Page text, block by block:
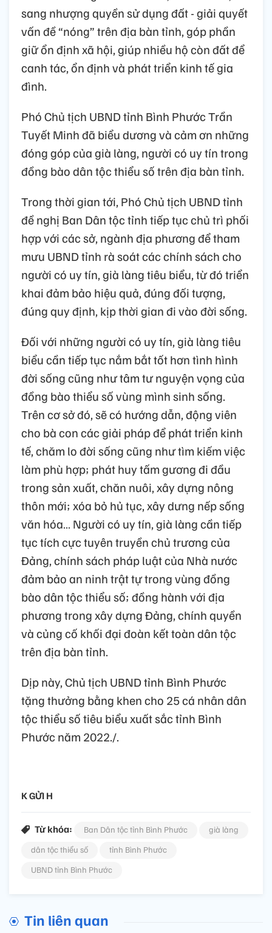
sang nhượng quyền sử dụng đất - giải quyết
vấn đề “nóng” trên địa bàn tỉnh, góp phần
giữ ổn định xã hội, giúp nhiều hộ còn đất để
canh tác, ổn định và phát triển kinh tế gia
đình.
Phó Chủ tịch UBND tỉnh Bình Phước Trần
Tuyết Minh đã biểu dương và cảm ơn những
đóng góp của già làng, người có uy tín trong
đồng bào dân tộc thiểu số trên địa bàn tỉnh.
Trong thời gian tới, Phó Chủ tịch UBND tỉnh
đề nghị Ban Dân tộc tỉnh tiếp tục chủ trì phối
hợp với các sở, ngành địa phương để tham
mưu UBND tỉnh rà soát các chính sách cho
người có uy tín, già làng tiêu biểu, từ đó triển
khai đảm bảo hiệu quả, đúng đối tượng,
đúng quy định, kịp thời gian đi vào đời sống.
Đối với những người có uy tín, già làng tiêu
biểu cần tiếp tục nắm bắt tốt hơn tình hình
đời sống cũng như tâm tư nguyện vọng của
đồng bào thiểu số vùng mình sinh sống.
Trên cơ sở đó, sẽ có hướng dẫn, động viên
cho bà con các giải pháp để phát triển kinh
tế, chăm lo đời sống cũng như tìm kiếm việc
làm phù hợp; phát huy tấm gương đi đầu
trong sản xuất, chăn nuôi, xây dựng nông
thôn mới; xóa bỏ hủ tục, xây dưng nếp sống
văn hóa… Người có uy tín, già làng cần tiếp
tục tích cực tuyên truyền chủ trương của
Đảng, chính sách pháp luật của Nhà nước
đảm bảo an ninh trật tự trong vùng đồng
bào dân tộc thiểu số; đồng hành với địa
phương trong xây dựng Đảng, chính quyền
và củng cố khối đại đoàn kết toàn dân tộc
trên địa bàn tỉnh.
Dịp này, Chủ tịch UBND tỉnh Bình Phước
tặng thưởng bằng khen cho 25 cá nhân dân
tộc thiểu số tiêu biểu xuất sắc tỉnh Bình
Phước năm 2022./.
K GỬI H
Từ khóa: Ban Dân tộc tỉnh Bình Phước
già làng
dân tộc thiểu số
tỉnh Bình Phước
UBND tỉnh Bình Phước
Tin liên quan